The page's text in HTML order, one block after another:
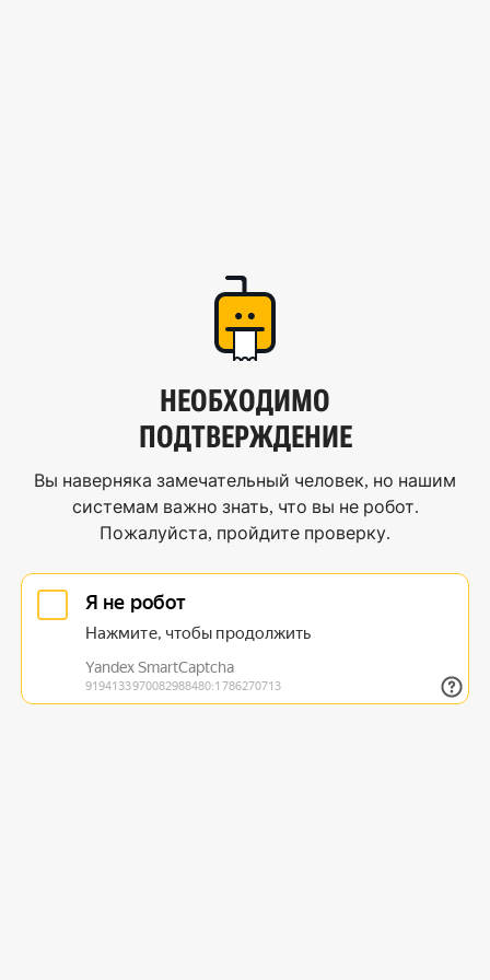
НЕОБХОДИМО
ПОДТВЕРЖДЕНИЕ
Вы наверняка замечательный человек, но нашим
системам важно знать, что вы не робот.
Пожалуйста, пройдите проверку.